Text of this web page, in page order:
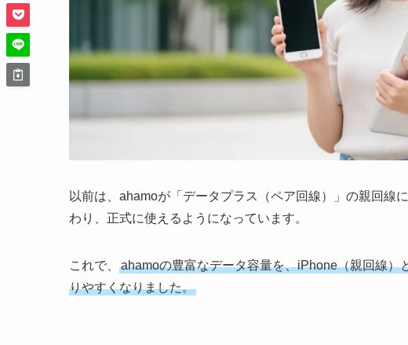
以前は、ahamoが「データプラス（ペア回線）」の親回線
わり、正式に使えるようになっています。
これで、
ahamoの豊富なデータ容量を、iPhone（親回線
りやすくなりました。